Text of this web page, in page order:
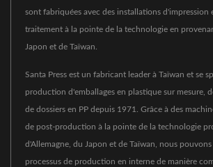
sont fabriquées avec des installations d'impression
traitement à la pointe de la technologie en
Japon et de Taïwan.
Santa Press est un fabricant leader à Taïwan et se
production d'emballages en plastique sur mesure,
de dossiers en PP depuis 1971. Grâce à des
de post-production à la pointe de la technologie
d'Allemagne, du Japon et de Taïwan, nous pouvons
processus de production en interne de manière